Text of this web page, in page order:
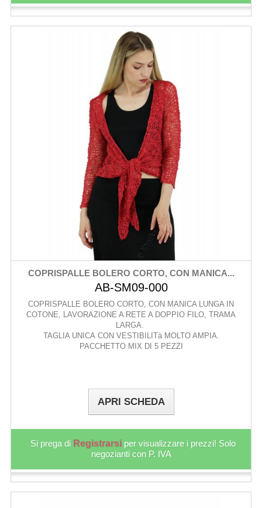
COPRISPALLE BOLERO CORTO, CON MANICA...
AB-SM09-000
COPRISPALLE BOLERO CORTO, CON MANICA LUNGA IN
COTONE, LAVORAZIONE A RETE A DOPPIO FILO, TRAMA
LARGA.
TAGLIA UNICA CON VESTIBILITà MOLTO AMPIA.
PACCHETTO MIX DI 5 PEZZI
APRI SCHEDA
Si prega di Registrarsi per visualizzare i prezzi! Solo
negozianti con P. IVA